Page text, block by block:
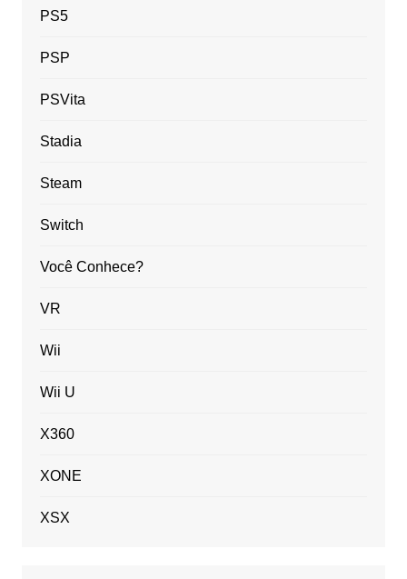
PS5
PSP
PSVita
Stadia
Steam
Switch
Você Conhece?
VR
Wii
Wii U
X360
XONE
XSX